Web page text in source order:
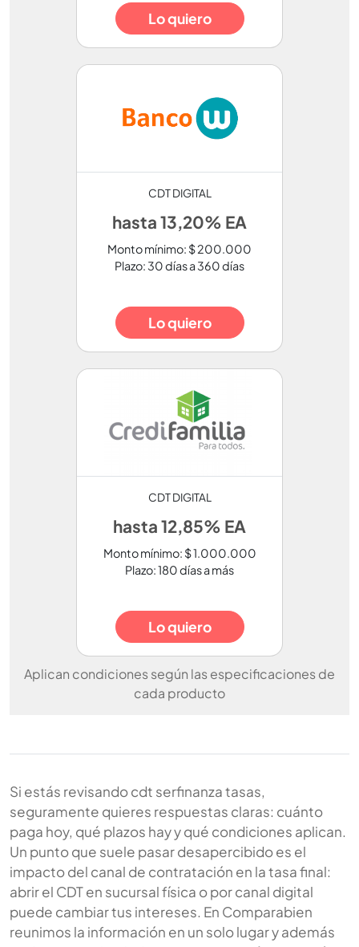
Lo quiero
CDT DIGITAL
hasta 13,20% EA
Monto mínimo: $ 200.000
Plazo: 30 días a 360 días
Lo quiero
CDT DIGITAL
hasta 12,85% EA
Monto mínimo: $ 1.000.000
Plazo: 180 días a más
Lo quiero
Aplican condiciones según las especificaciones de
cada producto
Si estás revisando cdt serfinanza tasas,
seguramente quieres respuestas claras: cuánto
paga hoy, qué plazos hay y qué condiciones aplican.
Un punto que suele pasar desapercibido es el
impacto del canal de contratación en la tasa final:
abrir el CDT en sucursal física o por canal digital
puede cambiar tus intereses. En Comparabien
reunimos la información en un solo lugar y además